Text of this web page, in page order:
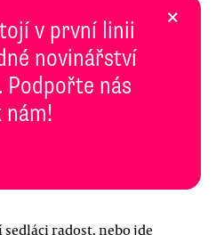
v první linii
novinářství
Podpořte nás
×
radost, nebo jde